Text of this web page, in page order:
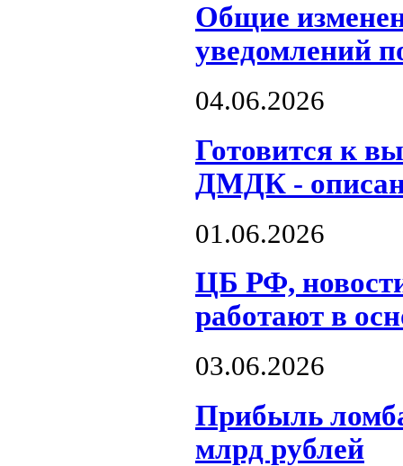
Общие
уведомлений
04.06.2026
Готовится к
ДМДК -
01.06.2026
ЦБ РФ,
работают в
03.06.2026
Прибыль
млрд рублей